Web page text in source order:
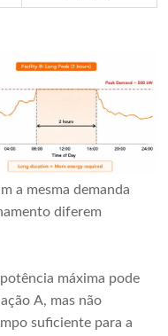
a mesma demanda
diferem
máxima pode
A, mas não
suficiente para a